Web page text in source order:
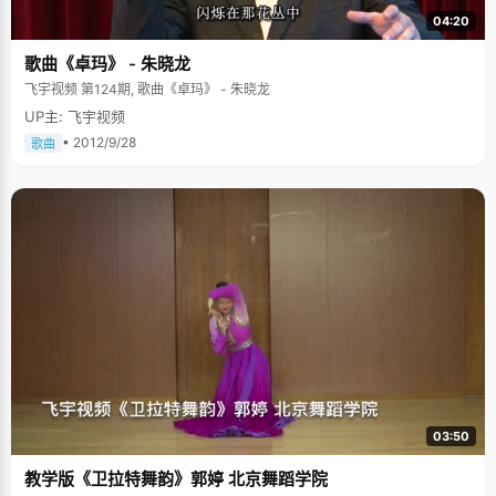
04:20
歌曲《卓玛》 - 朱晓龙
飞宇视频 第124期, 歌曲《卓玛》 - 朱晓龙
UP主: 飞宇视频
歌曲 • 2012/9/28
03:50
教学版《卫拉特舞韵》郭婷 北京舞蹈学院